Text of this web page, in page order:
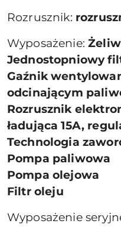
Rozrusznik:
Wyposażenie:
Jednostopniowy
Gaźnik
odcinającym
Rozrusznik
ładująca 15A,
Technologia
Pompa paliwowa
Pompa olejowa
Filtr oleju
Wyposażenie